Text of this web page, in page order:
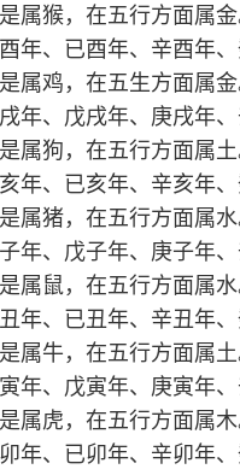
属猴，在五行方面属金
年、已酉年、辛酉年
属鸡，在五生方面属金
年、戊戌年、庚戌年
属狗，在五行方面属土
年、已亥年、辛亥年
属猪，在五行方面属水
年、戊子年、庚子年
属鼠，在五行方面属水
年、已丑年、辛丑年
属牛，在五行方面属土
年、戊寅年、庚寅年
属虎，在五行方面属木
年、已卯年、辛卯年